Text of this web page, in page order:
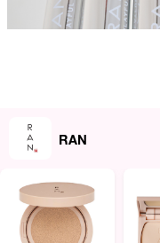
ผลลัพธ์ที่ได้ :
RAN